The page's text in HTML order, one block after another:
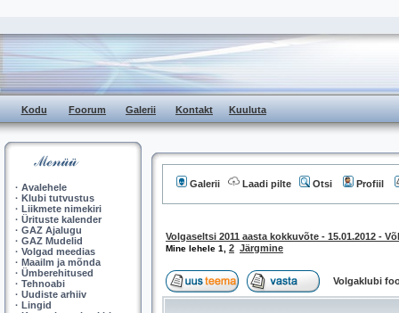
Kodu Foorum Galerii Kontakt Kuuluta
· Avalehele
· Klubi tutvustus
· Liikmete nimekiri
· Ürituste kalender
· GAZ Ajalugu
· GAZ Mudelid
· Volgad meedias
· Maailm ja mõnda
· Ümberehitused
· Tehnoabi
· Uudiste arhiiv
· Lingid
Galerii Laadi pilte Otsi Profiil
Volgaseltsi 2011 aasta kokkuvõte - 15.01.2012 -
Mine lehele 1 2 Järgmine
Volgaklubi